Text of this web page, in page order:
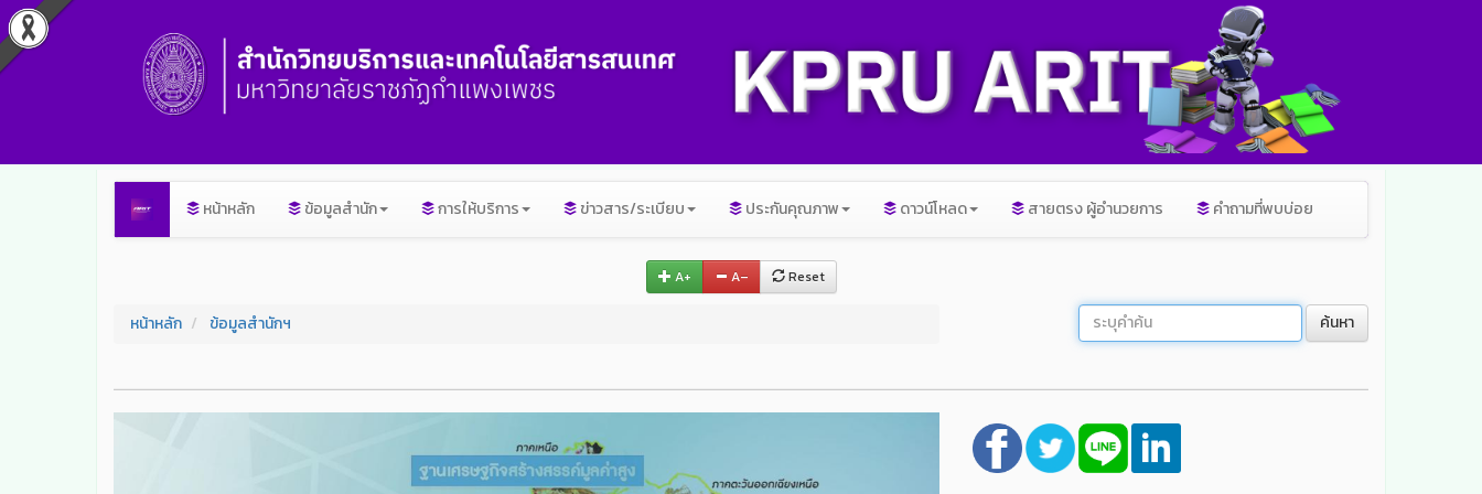
หน้าหลัก ข้อมูลสำนัก การให้บริการ ข่าวสาร/ระเบียบ ประกันคุณภาพ ดาวน์โหลด สายตรง ผู้อำนวยการ คำถามที่พบบ่อย
A+ A– Reset
หน้าหลัก ข้อมูลสำนักฯ ค้นหา